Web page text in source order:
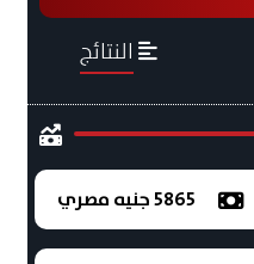
النتائج
5865 جنيه مصري